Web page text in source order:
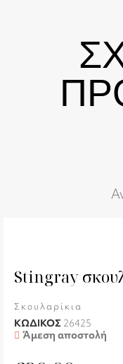
Stingray
Σκουλαρίκια
ΚΩΔΙΚΟΣ 26425
Άμεση αποστολή